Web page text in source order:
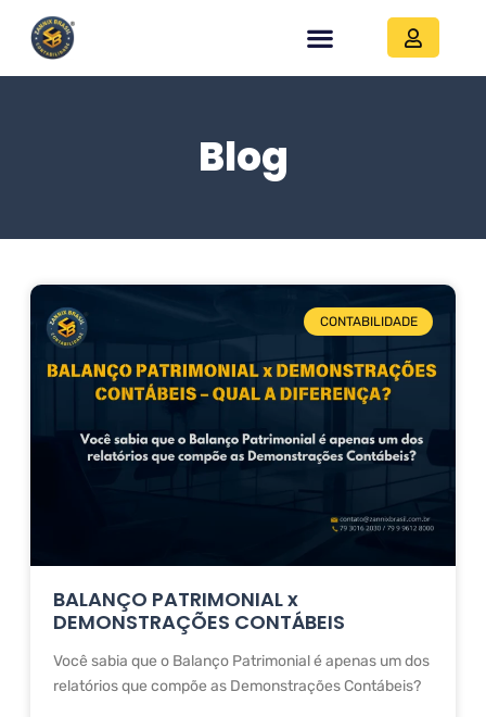
Blog
CONTABILIDADE
BALANÇO PATRIMONIAL x
DEMONSTRAÇÕES CONTÁBEIS
Você sabia que o Balanço Patrimonial é apenas um dos
relatórios que compõe as Demonstrações Contábeis?